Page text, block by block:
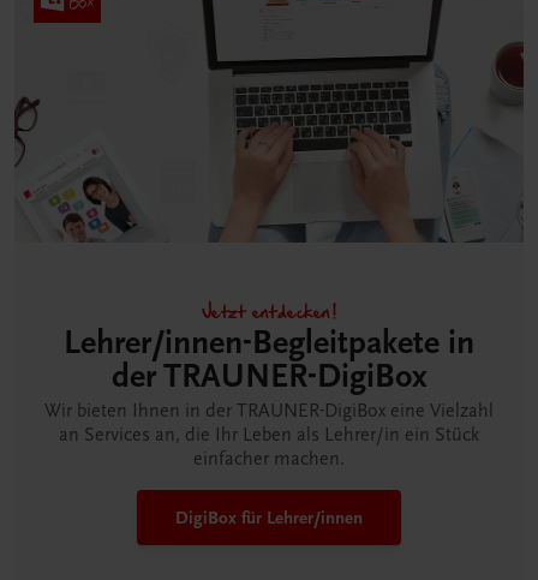
Jetzt entdecken!
Lehrer/innen-Begleitpakete in
der TRAUNER-DigiBox
Wir bieten Ihnen in der TRAUNER-DigiBox eine Vielzahl
an Services an, die Ihr Leben als Lehrer/in ein Stück
einfacher machen.
DigiBox für Lehrer/innen